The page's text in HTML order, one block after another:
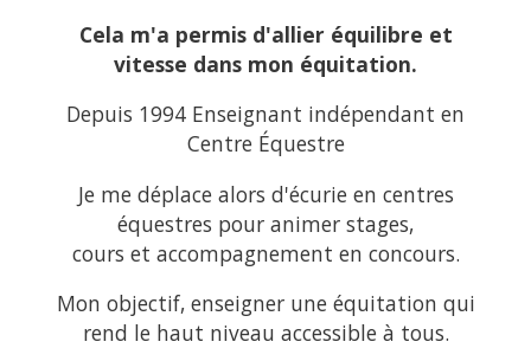
Cela m'a permis d'allier équilibre et
vitesse dans mon équitation.
Depuis 1994 Enseignant indépendant en
Centre Équestre
Je me déplace alors d'écurie en centres
équestres pour animer stages,
cours et accompagnement en concours.
Mon objectif, enseigner une équitation qui
rend le haut niveau accessible à tous.